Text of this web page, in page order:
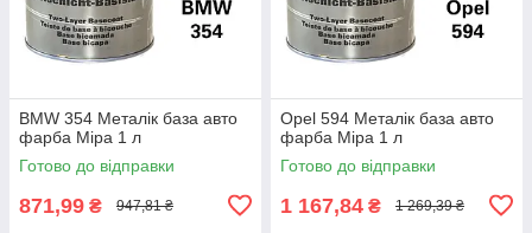
BMW 354 Металік база авто
фарба Mipa 1 л
Готово до відправки
871,99 ₴ 947,81 ₴
Opel 594 Металік база авто
фарба Mipa 1 л
Готово до відправки
1 167,84 ₴ 1 269,39 ₴